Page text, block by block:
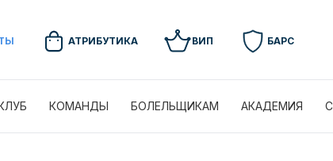
АТРИБУТИКА ВИП БАРС
КОМАНДЫ БОЛЕЛЬЩИКАМ АКАДЕМИЯ